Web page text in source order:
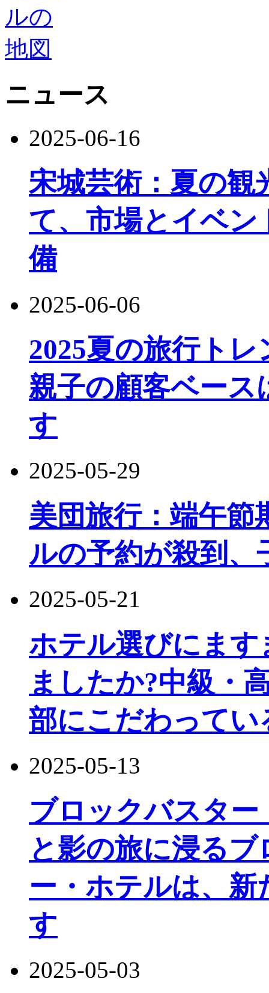
ニュース
2025-06-16
宋城芸術：夏の観
て、市場とイベ
備
2025-06-06
2025夏の旅行ト
親子の顧客ベース
す
2025-05-29
美団旅行：端午節
ルの予約が殺到、
2025-05-21
ホテル選びにま
ましたか?中級・
部にこだわってい
2025-05-13
ブロックバスタ
と影の旅に浸る
ー・ホテルは、
す
2025-05-03